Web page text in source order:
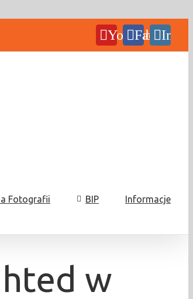
YouTubeFacebook
Fotografii BIP Informacje
w